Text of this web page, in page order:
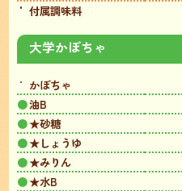
付属調味料
大学かぼちゃ
かぼちゃ
油B
★砂糖
★しょうゆ
★みりん
★水B